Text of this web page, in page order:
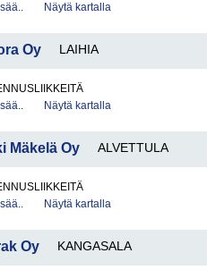
Näytä kartalla
Oy LAIHIA
Näytä kartalla
Mäkelä Oy ALVETTULA
Näytä kartalla
Oy KANGASALA